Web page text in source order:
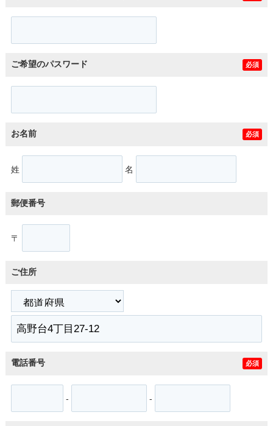
ご希望のパスワード 必須
お名前 必須
姓 名
郵便番号
〒
ご住所
電話番号 必須
- -